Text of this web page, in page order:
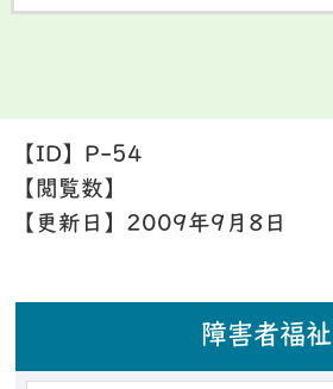
【ID】 P-54
【閲覧数】
【更新日】 2009年9月8日
障害者福祉